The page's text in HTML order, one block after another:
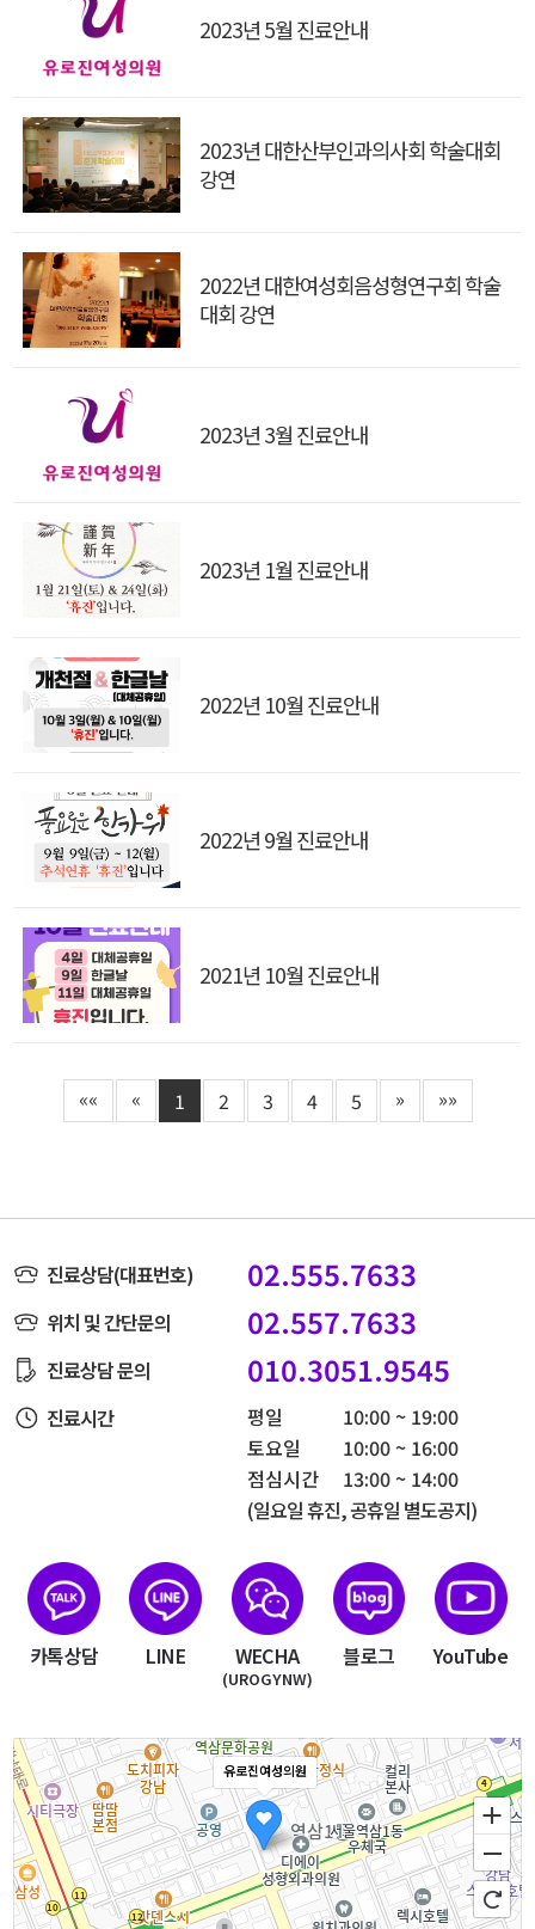
2023년 5월 진료안내
2023년 대한산부인과의사회 학술대회
강연
2022년 대한여성회음성형연구회 학술
대회 강연
2023년 3월 진료안내
2023년 1월 진료안내
2022년 10월 진료안내
2022년 9월 진료안내
2021년 10월 진료안내
«« « 1 2 3 4 5 » »»
진료상담(대표번호) 02.555.7633
위치 및 간단문의 02.557.7633
진료상담 문의 010.3051.9545
진료시간 평일
10:00 ~ 19:00
토요일
10:00 ~ 16:00
점심시간
13:00 ~ 14:00
(일요일 휴진, 공휴일 별도공지)
카톡상담 LINE WECHA
(UROGYNW)
블로그 YouTube
유로진여성의원